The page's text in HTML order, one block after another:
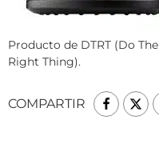
Producto de DTRT (Do The
Right Thing).
COMPARTIR